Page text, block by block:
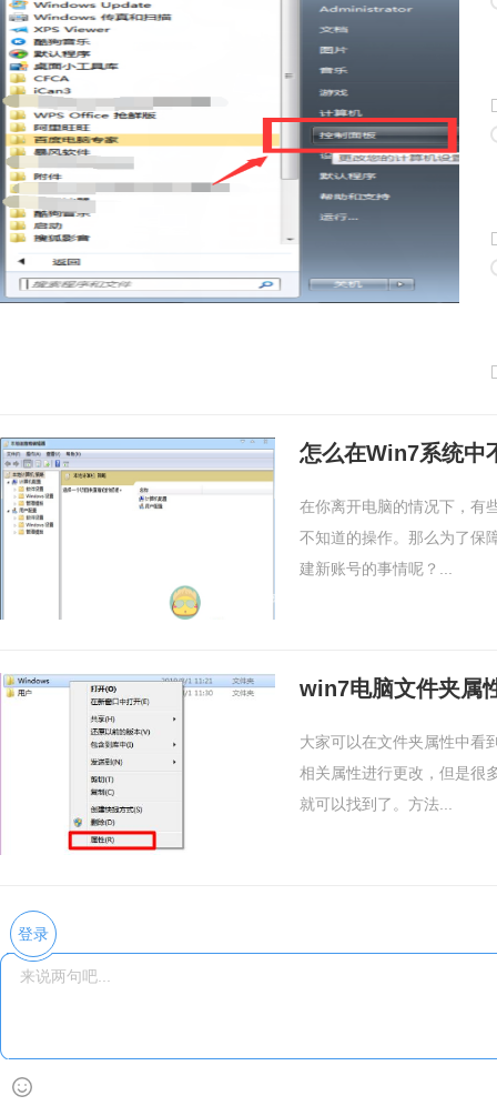
怎么在Win7系统中
在你离开电脑的情况下，有
不知道的操作。那么为了保
建新账号的事情呢？...
win7电脑文件夹属
大家可以在文件夹属性中看
相关属性进行更改，但是很
就可以找到了。方法...
登录